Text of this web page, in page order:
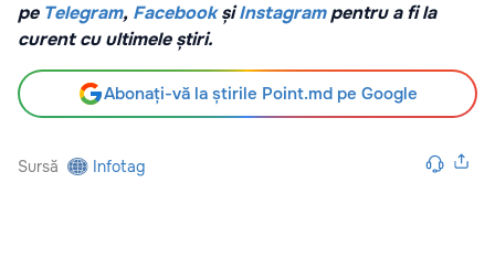
pe Telegram, Facebook șiInstagrampentru a fi la
curent cu ultimele știri.
Abonați-vă la știrile Point.md pe Google
Sursă Infotag